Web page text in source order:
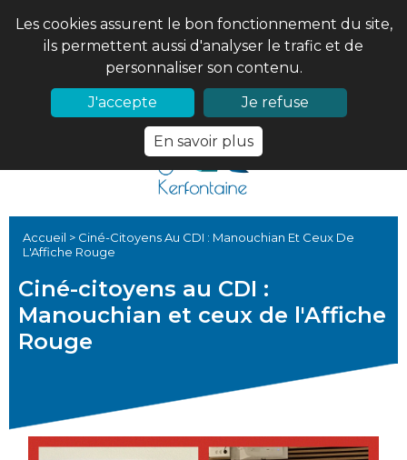
Les cookies assurent le bon fonctionnement du site,
ils permettent aussi d'analyser le trafic et de
personnaliser son contenu.
J'accepte
Je refuse
En savoir plus
02 97 56 61 18
Accueil > Ciné-Citoyens Au CDI : Manouchian Et Ceux De
L'Affiche Rouge
Ciné-citoyens au CDI :
Manouchian et ceux de l'Affiche
Rouge